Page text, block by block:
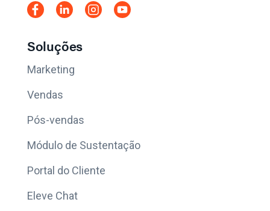
Soluções
Marketing
Vendas
Pós-vendas
Módulo de Sustentação
Portal do Cliente
Eleve Chat